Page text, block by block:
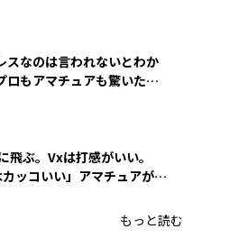
スなのは言われないとわか
ロもアマチュアも驚いた
飛ぶ。Vxは打感がいい。
カッコいい」アマチュアが選
もっと読む